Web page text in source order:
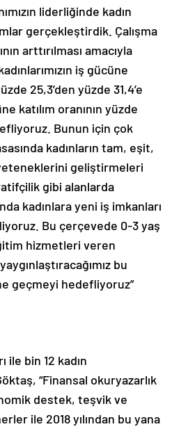
liderliğinde kadın
gerçekleştirdik. Çalışma
arttırılması amacıyla
iş gücüne
25,3’den yüzde 31,4’e
katılım oranının yüzde
Bunun için çok
kadınların tam, eşit,
yeteneklerini geliştirmeleri
gibi alanlarda
kadınlara yeni iş imkanları
Bu çerçevede 0-3 yaş
hizmetleri veren
bu
geçmeyi hedefliyoruz”
bin 12 kadın
“Finansal okuryazarlık
destek, teşvik ve
ile 2018 yılından bu yana